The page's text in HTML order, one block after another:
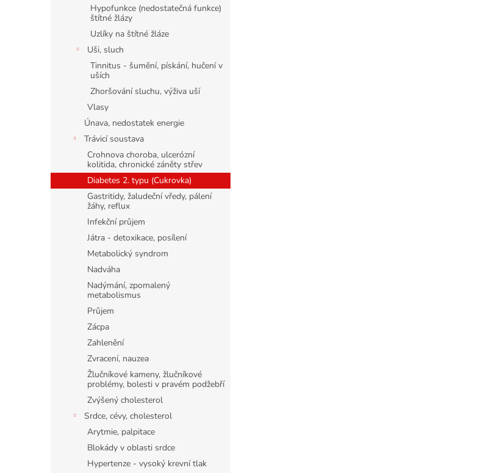
Hypofunkce (nedostatečná funkce)
štítné žlázy
Uzlíky na štítné žláze
Uši, sluch
Tinnitus - šumění, pískání, hučení v
uších
Zhoršování sluchu, výživa uší
Vlasy
Únava, nedostatek energie
Trávicí soustava
Crohnova choroba, ulcerózní
kolitida, chronické záněty střev
Diabetes 2. typu (Cukrovka)
Gastritidy, žaludeční vředy, pálení
žáhy, reflux
Infekční průjem
Játra - detoxikace, posílení
Metabolický syndrom
Nadváha
Nadýmání, zpomalený
metabolismus
Průjem
Zácpa
Zahlenění
Zvracení, nauzea
Žlučníkové kameny, žlučníkové
problémy, bolesti v pravém podžebří
Zvýšený cholesterol
Srdce, cévy, cholesterol
Arytmie, palpitace
Blokády v oblasti srdce
Hypertenze - vysoký krevní tlak